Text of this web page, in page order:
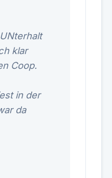
klar
Coop.
in der
da